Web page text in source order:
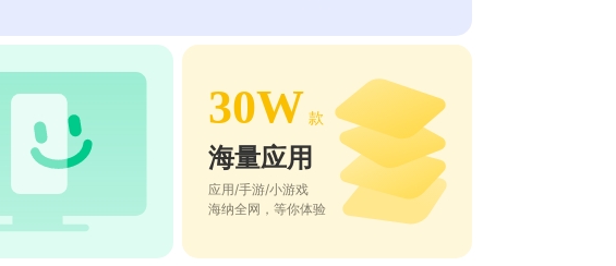
30W 款
海量应用
应用/手游/小游戏
海纳全网，等你体验